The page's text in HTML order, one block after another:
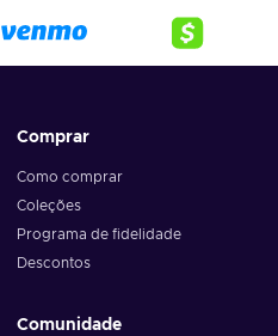
Comprar
Como comprar
Coleções
Programa de fidelidade
Descontos
Comunidade